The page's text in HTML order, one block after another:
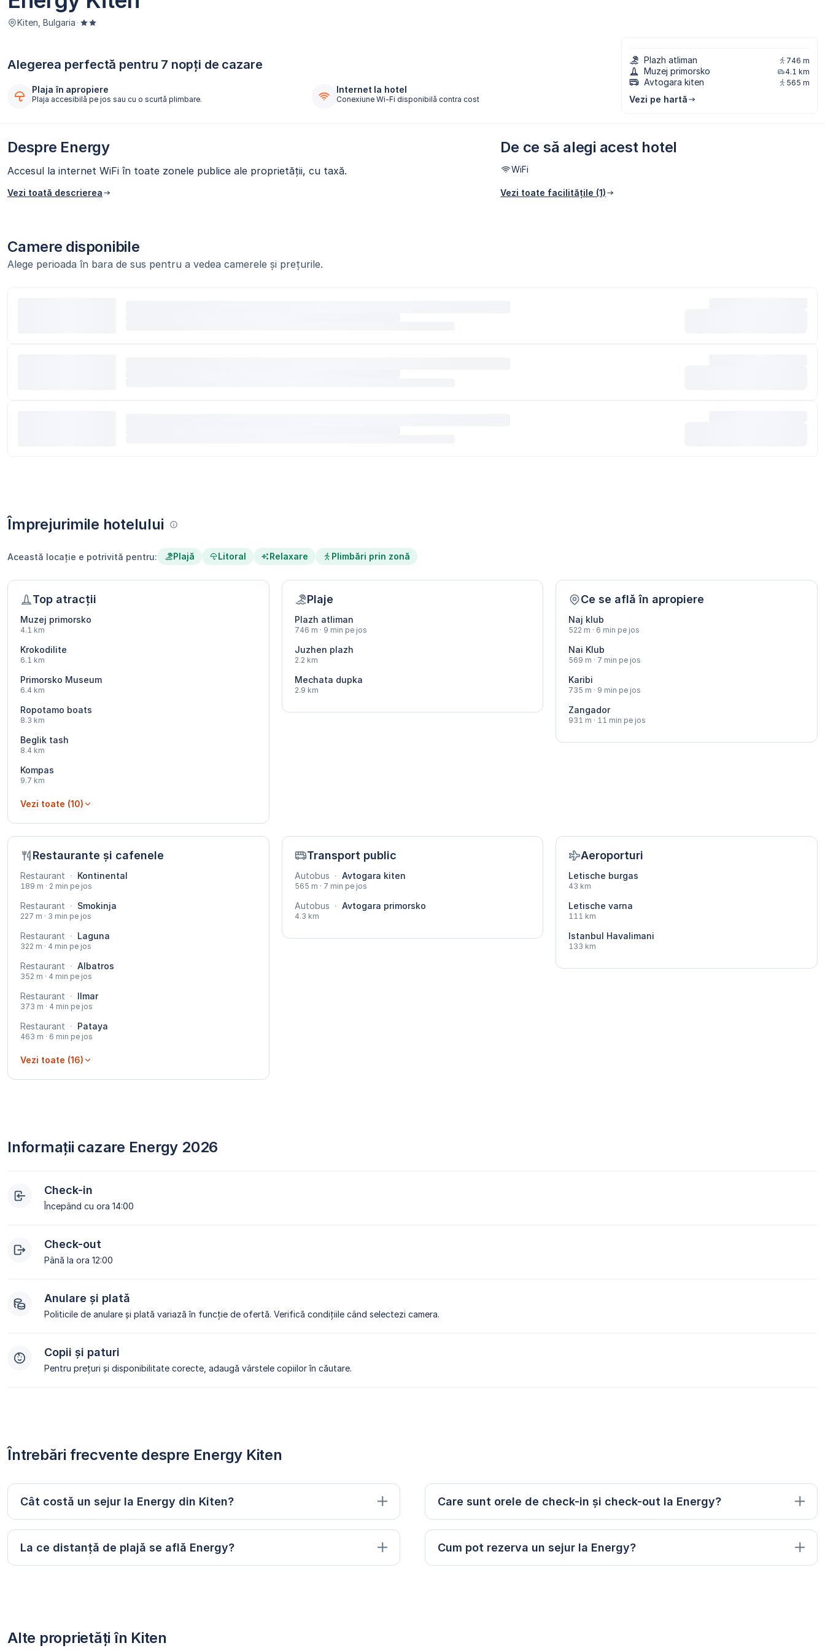
Kiten, Bulgaria ·
Alegerea perfectă pentru 7 nopți de cazare
Plaja în apropiere
Plaja accesibilă pe jos sau cu o scurtă plimbare.
Internet la hotel
Conexiune Wi-Fi disponibilă contra cost
Plazh atliman 746 m
Muzej primorsko 4.1 km
Avtogara kiten 565 m
Vezi pe hartă
Despre Energy
Accesul la internet WiFi în toate zonele publice ale proprietății, cu taxă.
Vezi toată descrierea
De ce să alegi acest hotel
WiFi
Vezi toate facilitățile (1)
Camere disponibile
Alege perioada în bara de sus pentru a vedea camerele și prețurile.
Împrejurimile hotelului
Această locație e potrivită pentru: Plajă Litoral Relaxare Plimbări prin zonă
Top atracții
Muzej primorsko
4.1 km
Krokodilite
6.1 km
Primorsko Museum
6.4 km
Ropotamo boats
8.3 km
Beglik tash
8.4 km
Kompas
9.7 km
Vezi toate (10)
Plaje
Plazh atliman
746 m · 9 min pe jos
Juzhen plazh
2.2 km
Mechata dupka
2.9 km
Ce se află în apropiere
Naj klub
522 m · 6 min pe jos
Nai Klub
569 m · 7 min pe jos
Karibi
735 m · 9 min pe jos
Zangador
931 m · 11 min pe jos
Restaurante și cafenele
Restaurant · Kontinental
189 m · 2 min pe jos
Restaurant · Smokinja
227 m · 3 min pe jos
Restaurant · Laguna
322 m · 4 min pe jos
Restaurant · Albatros
352 m · 4 min pe jos
Restaurant · Ilmar
373 m · 4 min pe jos
Restaurant · Pataya
463 m · 6 min pe jos
Vezi toate (16)
Transport public
Autobus · Avtogara kiten
565 m · 7 min pe jos
Autobus · Avtogara primorsko
4.3 km
Aeroporturi
Letische burgas
43 km
Letische varna
111 km
Istanbul Havalimani
133 km
Informații cazare Energy 2026
Check-in
Începând cu ora 14:00
Check-out
Până la ora 12:00
Anulare și plată
Politicile de anulare și plată variază în funcție de ofertă. Verifică condițiile când selectezi camera.
Copii și paturi
Pentru prețuri și disponibilitate corecte, adaugă vârstele copiilor în căutare.
Întrebări frecvente despre Energy Kiten
Cât costă un sejur la Energy din Kiten?
La ce distanță de plajă se află Energy?
Care sunt orele de check-in și check-out la Energy?
Cum pot rezerva un sejur la Energy?
Alte proprietăți în Kiten